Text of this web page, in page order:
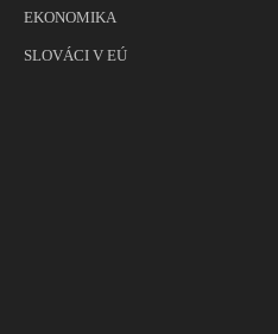
EKONOMIKA
SLOVÁCI V EÚ